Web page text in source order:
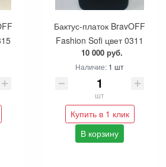
Бактус-платок BravOFF
Fashion Sofi цвет 0311
10 000 руб.
Наличие: 1 шт
шт
Купить в 1 клик
В корзину